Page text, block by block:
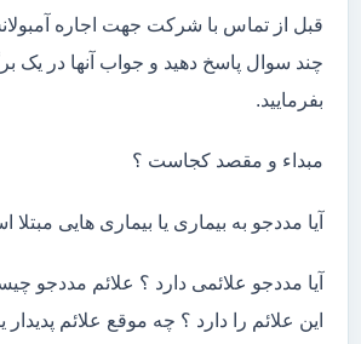
قبل از تماس با شرکت جهت اجاره
چند سوال پاسخ دهید و جواب آنها در یک
بفرمایید.
مبداء و مقصد کجاست ؟
آیا مددجو به بیماری یا بیماری هایی
آیا مددجو علائمی دارد ؟ علائم مددجو
این علائم را دارد ؟ چه موقع علائم